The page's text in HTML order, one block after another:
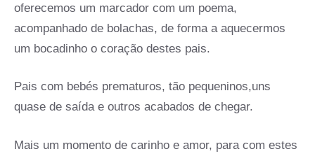
oferecemos um marcador com um poema,
acompanhado de bolachas, de forma a aquecermos
um bocadinho o coração destes pais.
Pais com bebés prematuros, tão pequeninos,uns
quase de saída e outros acabados de chegar.
Mais um momento de carinho e amor, para com estes